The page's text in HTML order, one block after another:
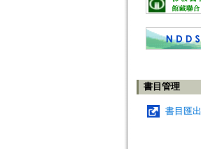
書目管理
書目匯出